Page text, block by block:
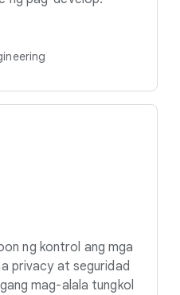
ng kontrol ang mga
privacy at seguridad
mag-alala tungkol